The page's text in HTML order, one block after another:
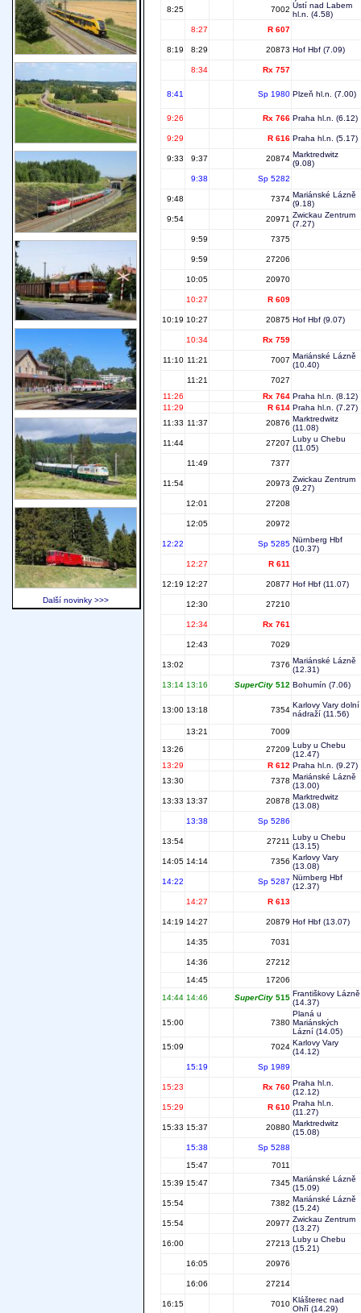
8:25
7002 Ústí nad Labem
hl.n. (4.58)
8:27
R 607
8:19 8:29 20873 Hof Hbf (7.09)
8:34 Rx 757
8:41 Sp 1980 Plzeň hl.n. (7.00)
9:26 Rx 766 Praha hl.n. (6.12)
9:29 R 616 Praha hl.n. (5.17)
9:33 9:37 20874 Marktredwitz
(9.08)
9:38
Sp 5282
9:48 7374 Mariánské Lázně
(9.18)
9:54
20971 Zwickau Zentrum
(7.27)
9:59
7375
9:59 27206
10:05 20970
10:27 R 609
10:19 10:27 20875 Hof Hbf (9.07)
10:34 Rx 759
11:10 11:21 7007 Mariánské Lázně
(10.40)
11:21
7027
11:26
Rx 764 Praha hl.n. (8.12)
11:29
R 614 Praha hl.n. (7.27)
11:33 11:37 20876 Marktredwitz
(11.08)
11:44
27207 Luby u Chebu
(11.05)
11:49
7377
11:54 20973 Zwickau Zentrum
(9.27)
12:01
27208
12:05 20972
12:22 Sp 5285 Nürnberg Hbf
(10.37)
12:27
R 611
12:19 12:27 20877 Hof Hbf (11.07)
12:30 27210
12:34 Rx 761
12:43 7029
13:02 7376 Mariánské Lázně
(12.31)
13:14 13:16 SuperCity 512 Bohumín (7.06)
13:00 13:18 7354
Karlovy Vary dolní
nádraží (11.56)
13:21
7009
13:26
27209 Luby u Chebu
(12.47)
13:29
R 612 Praha hl.n. (9.27)
13:30
7378 Mariánské Lázně
(13.00)
13:33 13:37 20878 Marktredwitz
(13.08)
13:38
Sp 5286
13:54 27211 Luby u Chebu
(13.15)
14:05 14:14 7356 Karlovy Vary
(13.08)
14:22
Sp 5287 Nürnberg Hbf
(12.37)
14:27
R 613
14:19 14:27 20879 Hof Hbf (13.07)
14:35 7031
14:36
27212
14:45
17206
14:44 14:46 SuperCity 515 Františkovy Lázně
(14.37)
15:00 7380
Planá u
Mariánských
Lázní (14.05)
15:09
7024 Karlovy Vary
(14.12)
15:19
Sp 1989
15:23 Rx 760 Praha hl.n.
(12.12)
15:29
R 610 Praha hl.n.
(11.27)
15:33 15:37 20880 Marktredwitz
(15.08)
15:38
Sp 5288
15:47
7011
15:39 15:47 7345 Mariánské Lázně
(15.09)
15:54
7382 Mariánské Lázně
(15.24)
15:54
20977 Zwickau Zentrum
(13.27)
16:00
27213 Luby u Chebu
(15.21)
16:05
20976
16:06 27214
16:15 7010 Klášterec nad
Ohří (14.29)
Další novinky >>>